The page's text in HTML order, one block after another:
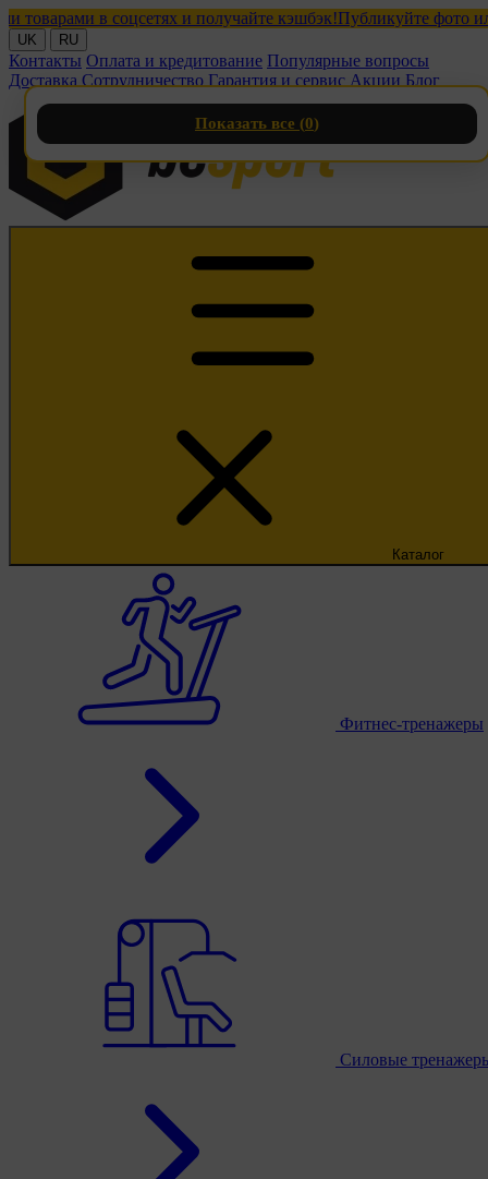
в соцсетях и получайте кэшбэк!Публикуйте фото или
UK RU
Контакты Оплата и кредитование Популярные вопросы
Доставка Сотрудничество Гарантия и сервис Акции Блог
Каталог
Фитнес-тренажеры
Силовые
Показать все (0)